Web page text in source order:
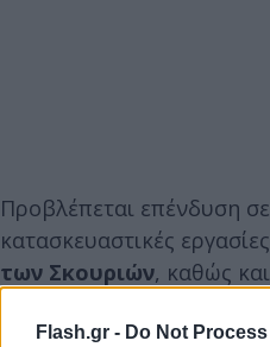
Flash.gr - Do Not
Προβλέπεται επένδυση
κατασκευαστικές εργασίες
των Σκουριών, καθώς
αναμένεται ότι η τοπική